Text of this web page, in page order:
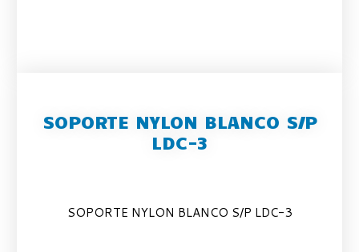
SOPORTE NYLON BLANCO S/P
LDC-3
SOPORTE NYLON BLANCO S/P LDC-3